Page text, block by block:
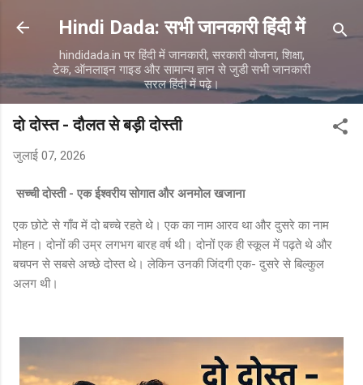
सीधे मुख्य सामग्री पर जाएं
Hindi Dada: सभी जानकारी हिंदी में
hindidada.in पर हिंदी में जानकारी, सरकारी योजना, शिक्षा,
टेक, ऑनलाइन गाइड और सामान्य ज्ञान से जुडी सभी जानकारी
सरल हिंदी में पढ़े।
दो दोस्त - दौलत से बड़ी दोस्ती
जुलाई 07, 2026
सच्ची दोस्ती - एक ईश्वरीय सोगात और अनमोल खजाना
एक छोटे से गाँव में दो बच्चे रहते थे। एक का नाम आरव था और दुसरे का नाम
मोहन। दोनों की उम्र लगभग बारह वर्ष थी। दोनों एक ही स्कूल में पढ़ते थे और
बचपन से सबसे अच्छे दोस्त थे। लेकिन उनकी जिंदगी एक- दुसरे से बिल्कुल
अलग थी।